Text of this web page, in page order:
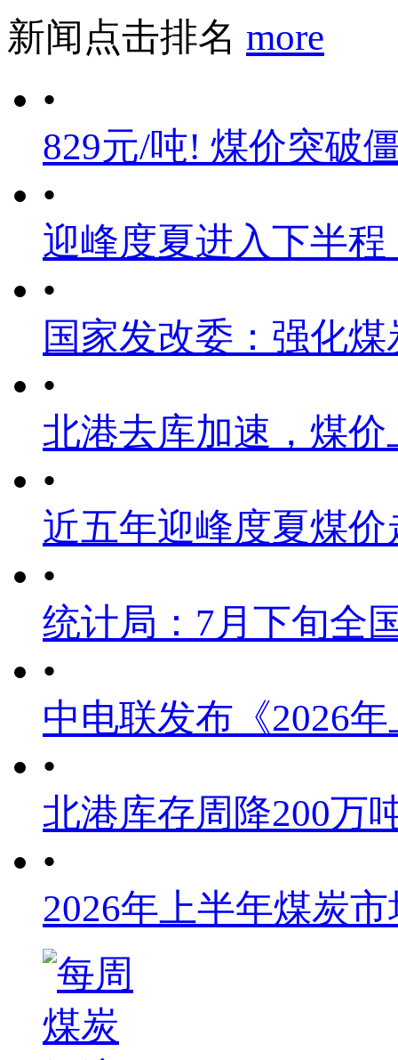
新闻点击排名 more
•
829元/吨! 煤价突破
•
迎峰度夏进入下半
•
国家发改委：强化
•
北港去库加速，煤
•
近五年迎峰度夏煤价
•
统计局：7月下旬全
•
中电联发布《2026
•
北港库存周降200万
•
2026年上半年煤炭